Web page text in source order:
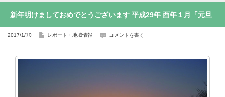
新年明けましておめでとうございます 平成29年 酉年１月「元旦
2017/1/10 レポート・地域情報 コメントを書く